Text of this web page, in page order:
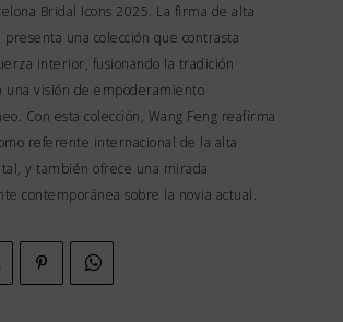
Bridal Icons 2025. La firma de alta
presenta una colección que contrasta
interior, fusionando la tradición
una visión de empoderamiento
Con esta colección, Wang Feng reafirma
referente internacional de la alta
y también ofrece una mirada
contemporánea sobre la novia actual.